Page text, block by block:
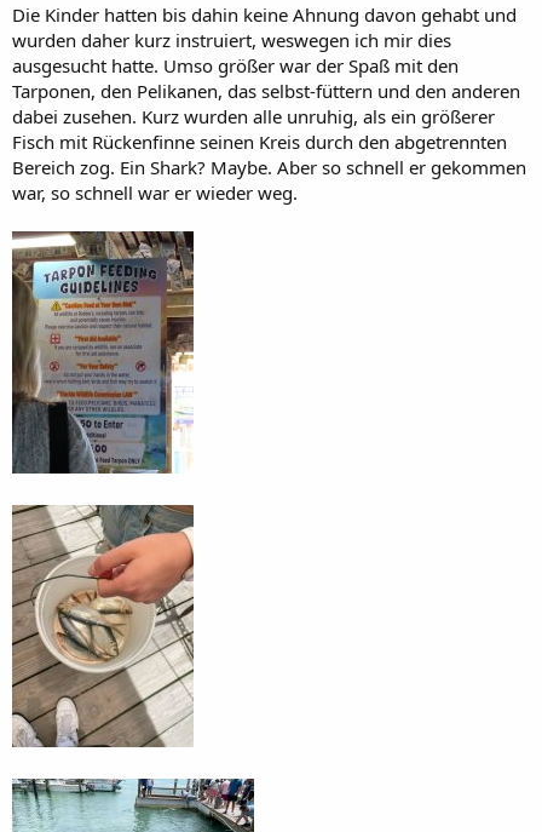
Die Kinder hatten bis dahin keine Ahnung davon gehabt und
wurden daher kurz instruiert, weswegen ich mir dies
ausgesucht hatte. Umso größer war der Spaß mit den
Tarponen, den Pelikanen, das selbst-füttern und den anderen
dabei zusehen. Kurz wurden alle unruhig, als ein größerer
Fisch mit Rückenfinne seinen Kreis durch den abgetrennten
Bereich zog. Ein Shark? Maybe. Aber so schnell er gekommen
war, so schnell war er wieder weg.